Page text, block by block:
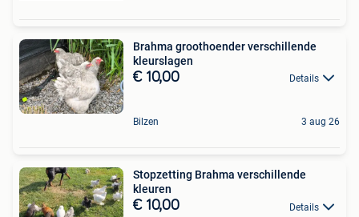
Brahma groothoender verschillende
kleurslagen
€ 10,00 Details
Bilzen 3 aug 26
Stopzetting Brahma verschillende
kleuren
€ 10,00 Details